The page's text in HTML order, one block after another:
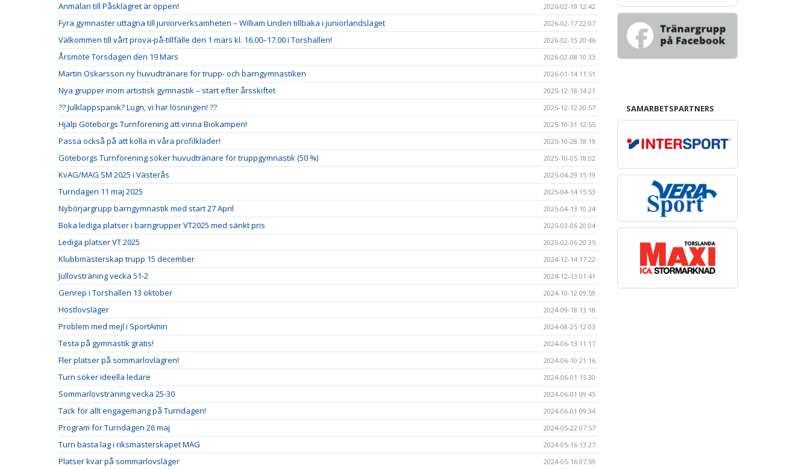
Anmälan till Påsklägret är öppen! 2026-02-19 12:42
Fyra gymnaster uttagna till juniorverksamheten – William Linden tillbaka i juniorlandslaget 2026-02-17 22:07
Välkommen till vårt prova-på-tillfälle den 1 mars kl. 16.00–17.00 i Torshallen! 2026-02-15 20:46
Årsmöte Torsdagen den 19 Mars 2026-02-08 10:33
Martin Oskarsson ny huvudtränare för trupp- och barngymnastiken 2026-01-14 11:51
Nya grupper inom artistisk gymnastik – start efter årsskiftet 2025-12-18 14:21
?? Julklappspanik? Lugn, vi har lösningen! ?? 2025-12-12 20:57
Hjälp Göteborgs Turnförening att vinna Biokampen! 2025-10-31 12:55
Passa också på att kolla in våra profilkläder! 2025-10-28 18:19
Göteborgs Turnförening söker huvudtränare för truppgymnastik (50 %) 2025-10-05 18:02
KvAG/MAG SM 2025 i Västerås 2025-04-29 15:19
Turndagen 11 maj 2025 2025-04-14 15:53
Nybörjargrupp barngymnastik med start 27 April 2025-04-13 10:24
Boka lediga platser i barngrupper VT2025 med sänkt pris 2025-03-06 20:04
Lediga platser VT 2025 2025-02-06 20:35
Klubbmästerskap trupp 15 december 2024-12-14 17:22
Jullovsträning vecka 51-2 2024-12-13 01:41
Genrep i Torshallen 13 oktober 2024-10-12 09:59
Höstlovsläger 2024-09-18 13:18
Problem med mejl i SportAmin 2024-08-25 12:03
Testa på gymnastik gratis! 2024-06-13 11:17
Fler platser på sommarlovlägren! 2024-06-10 21:16
Turn söker ideella ledare 2024-06-01 15:30
Sommarlovsträning vecka 25-30 2024-06-01 09:45
Tack för allt engagemang på Turndagen! 2024-06-01 09:34
Program för Turndagen 26 maj 2024-05-22 07:57
Turn bästa lag i riksmästerskapet MAG 2024-05-16 13:27
Platser kvar på sommarlovsläger 2024-05-16 07:59
SAMARBETSPARTNERS